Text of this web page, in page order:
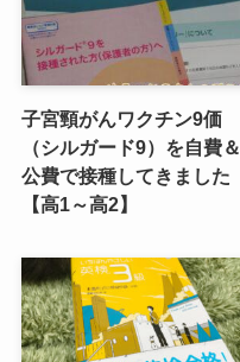
子宮頸がんワクチン9価
（シルガード9）を自費＆
公費で接種してきました
【高1～高2】